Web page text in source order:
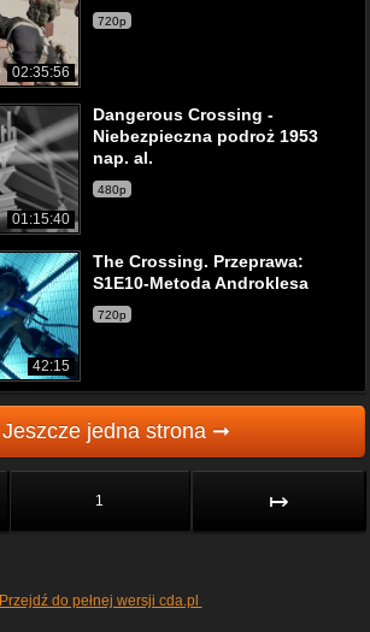
02:35:56
720p
01:15:40
Dangerous Crossing -
Niebezpieczna podroż 1953
nap. al.
480p
42:15
The Crossing. Przeprawa:
S1E10-Metoda Androklesa
720p
Jeszcze jedna strona ➞
1 ↦
Przejdź do pełnej wersji cda.pl